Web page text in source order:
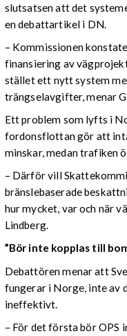
slutsatsen att det
en debattartikel i DN.
– Kommissionen
finansiering av
stället ett nytt system
trängselavgifter, menar
Ett problem som lyfts i
fordonsflottan gör att
minskar, medan trafiken
– Därför vill
bränslebaserade
hur mycket, var och när
Lindberg.
”Bör inte kopplas till
Debattören menar att
fungerar i Norge, inte av
ineffektivt.
– För det första bör OPS